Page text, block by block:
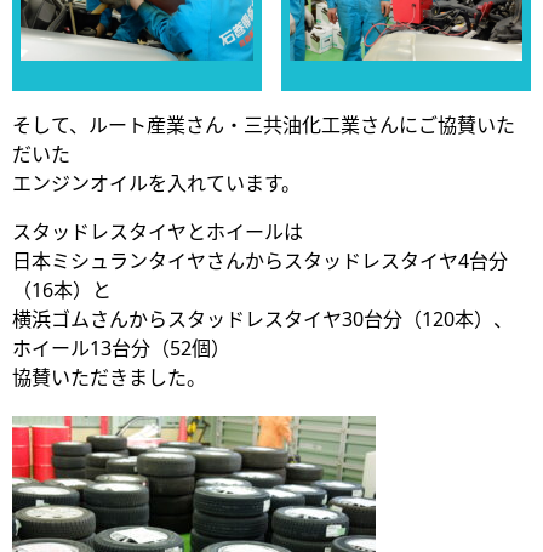
そして、ルート産業さん・三共油化工業さんにご協賛いた
だいた
エンジンオイルを入れています。
スタッドレスタイヤとホイールは
日本ミシュランタイヤさんからスタッドレスタイヤ4台分
（16本）と
横浜ゴムさんからスタッドレスタイヤ30台分（120本）、
ホイール13台分（52個）
協賛いただきました。